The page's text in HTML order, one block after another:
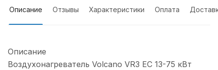
Описание Отзывы Характеристики Оплата
Описание
Воздухонагреватель Volcano VR3 EC 13-75 кВт